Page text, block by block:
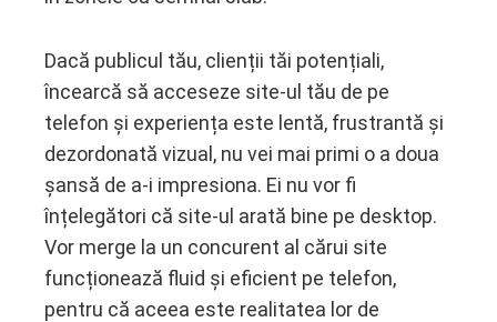
Dacă publicul tău, clienții tăi potențiali,
încearcă să acceseze site-ul tău de pe
telefon și experiența este lentă, frustrantă și
dezordonată vizual, nu vei mai primi o a doua
șansă de a-i impresiona. Ei nu vor fi
înțelegători că site-ul arată bine pe desktop.
Vor merge la un concurent al cărui site
funcționează fluid și eficient pe telefon,
pentru că aceea este realitatea lor de